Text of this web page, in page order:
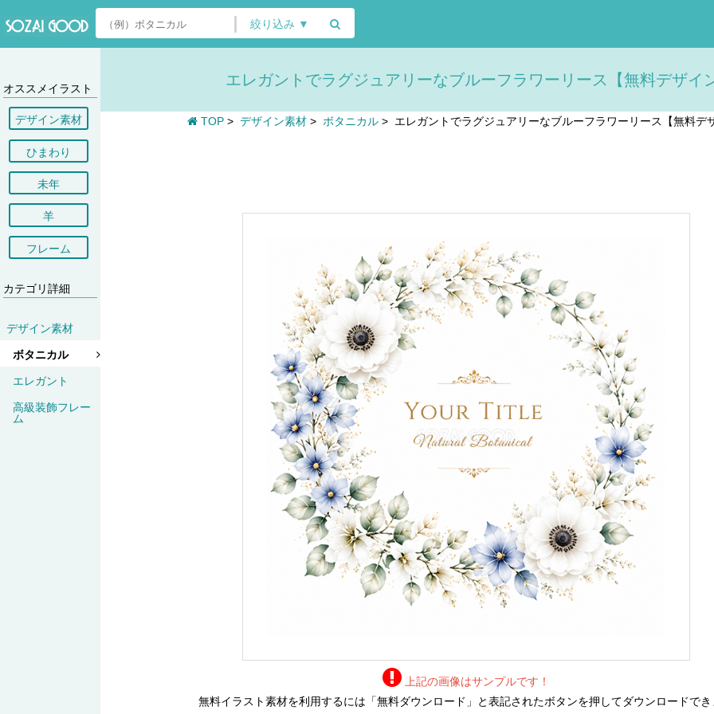
絞り込み ▼
オススメイラスト
デザイン素材
ひまわり
未年
羊
フレーム
カテゴリ詳細
デザイン素材
ボタニカル
エレガント
高級装飾フレー
ム
エレガントでラグジュアリーなブルーフラワーリース【無料デザイ
TOP > デザイン素材 > ボタニカル > エレガントでラグジュアリーなブルーフラワーリース【無料デ
上記の画像はサンプルです！
無料イラスト素材を利用するには「無料ダウンロード」と表記されたボタンを押してダウンロードでき